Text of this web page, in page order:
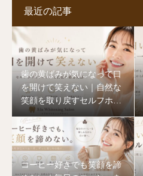
最近の記事
歯の黄ばみが気になって口
を開けて笑えない｜自然な
笑顔を取り戻すセルフホワ
イトニング
コーヒー好きでも笑顔を諦